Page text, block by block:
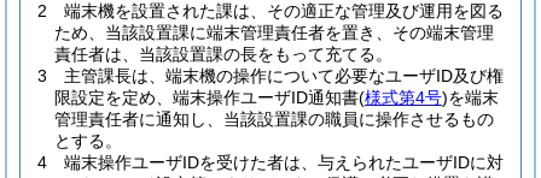
2
端末機を設置された課は、その適正な管理及び運用を図る
ため、当該設置課に端末管理責任者を置き、その端末管理
責任者は、当該設置課の長をもって充てる。
3
主管課長は、端末機の操作について必要なユーザID及び権
限設定を定め、端末操作ユーザID通知書(様式第4号)を端末
管理責任者に通知し、当該設置課の職員に操作させるもの
とする。
4
端末操作ユーザIDを受けた者は、与えられたユーザIDに対